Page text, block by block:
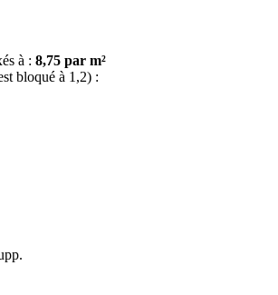
à : 8,75 par m²
bloqué à 1,2) :